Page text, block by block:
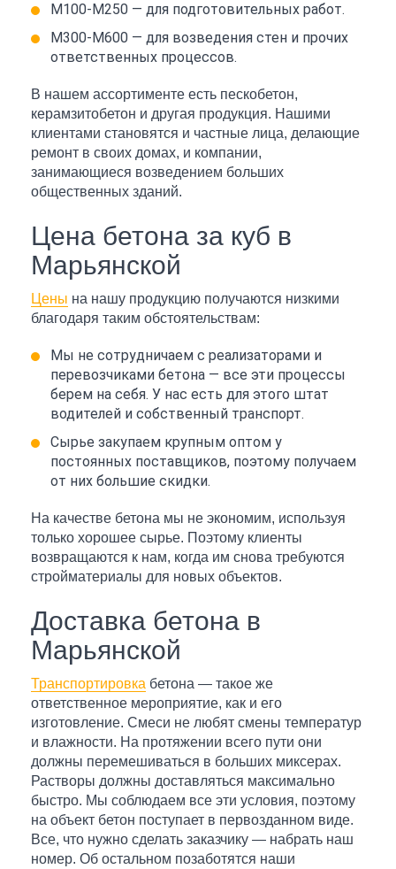
М100-М250 — для подготовительных работ.
М300-М600 — для возведения стен и прочих
ответственных процессов.
В нашем ассортименте есть пескобетон,
керамзитобетон и другая продукция. Нашими
клиентами становятся и частные лица, делающие
ремонт в своих домах, и компании,
занимающиеся возведением больших
общественных зданий.
Цена бетона за куб в
Марьянской
Цены на нашу продукцию получаются низкими
благодаря таким обстоятельствам:
Мы не сотрудничаем с реализаторами и
перевозчиками бетона — все эти процессы
берем на себя. У нас есть для этого штат
водителей и собственный транспорт.
Сырье закупаем крупным оптом у
постоянных поставщиков, поэтому получаем
от них большие скидки.
На качестве бетона мы не экономим, используя
только хорошее сырье. Поэтому клиенты
возвращаются к нам, когда им снова требуются
стройматериалы для новых объектов.
Доставка бетона в
Марьянской
Транспортировка бетона — такое же
ответственное мероприятие, как и его
изготовление. Смеси не любят смены температур
и влажности. На протяжении всего пути они
должны перемешиваться в больших миксерах.
Растворы должны доставляться максимально
быстро. Мы соблюдаем все эти условия, поэтому
на объект бетон поступает в первозданном виде.
Все, что нужно сделать заказчику — набрать наш
номер. Об остальном позаботятся наши